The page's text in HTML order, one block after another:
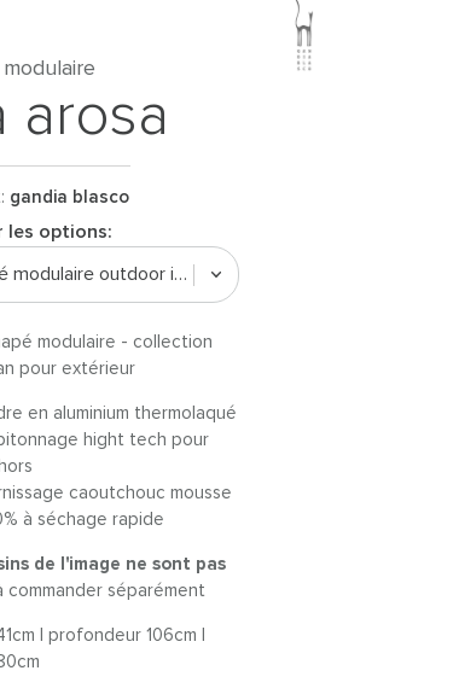
arosa
gandia blasco
les options:
canapé modulaire outdoor isla arosa
modulaire - collection
pour extérieur
en aluminium thermolaqué
hight tech pour
caoutchouc mousse
à séchage rapide
de l'image ne sont pas
commander séparément
| profondeur 106cm |